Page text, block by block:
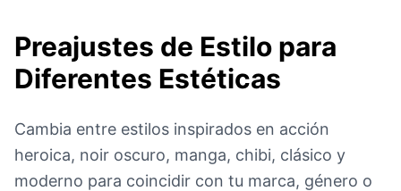
Preajustes de Estilo para
Diferentes Estéticas
Cambia entre estilos inspirados en acción
heroica, noir oscuro, manga, chibi, clásico y
moderno para coincidir con tu marca, género o